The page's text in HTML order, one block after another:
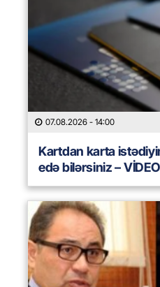
07.08.2026 - 14:00
Kartdan karta
edə bilərsiniz – VİDEO